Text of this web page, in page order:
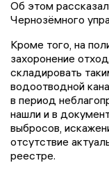
Об этом
Чернозёмного
Кроме того, на
захоронение
складировать
водоотводной
в период
нашли и в
выбросов,
отсутствие
реестре.